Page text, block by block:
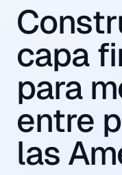
capa
para
entre
las